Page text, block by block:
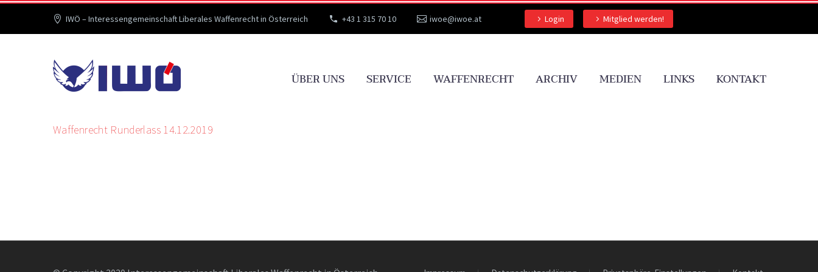
IWÖ – Interessengemeinschaft Liberales Waffenrecht in Österreich +43 1 315 70 10 iwoe@iwoe.at Login Mitglied werden!
ÜBER UNS SERVICE WAFFENRECHT ARCHIV MEDIEN LINKS KONTAKT
Waffenrecht Runderlass 14.12.2019